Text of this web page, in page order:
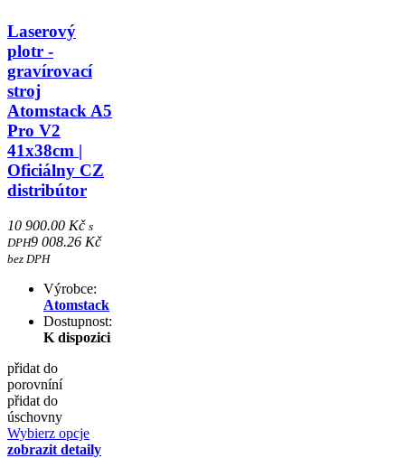
Laserový
plotr -
gravírovací
stroj
Atomstack A5
Pro V2
41x38cm |
Oficiálny CZ
distribútor
10 900.00 Kč s
DPH9 008.26 Kč
bez DPH
Výrobce:
Atomstack
Dostupnost:
K dispozici
přidat do
porovníní
přidat do
úschovny
Wybierz opcje
zobrazit detaily